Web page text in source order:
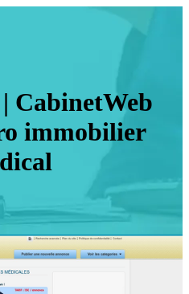
CabinetWeb
immobilier